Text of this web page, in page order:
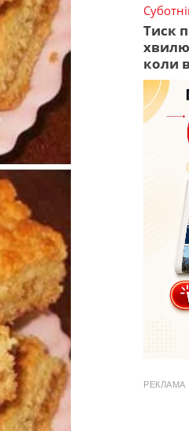
Тиск
коли
РЕКЛАМА